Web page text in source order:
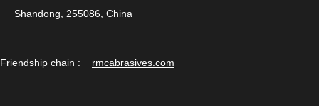
Shandong, 255086, China
Friendship chain : rmcabrasives.com